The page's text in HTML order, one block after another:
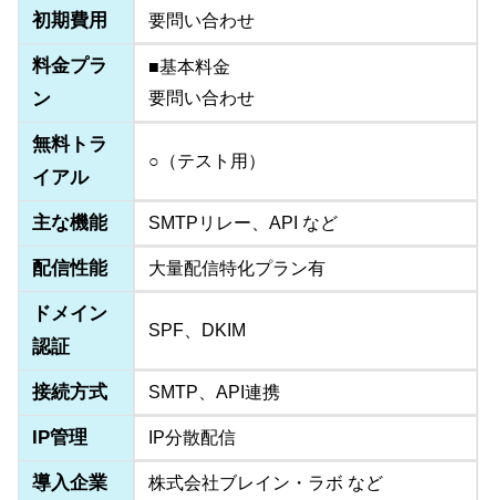
初期費用 要問い合わせ
料金プラ
ン
■基本料金
要問い合わせ
無料トラ
イアル
○（テスト用）
主な機能 SMTPリレー、API など
配信性能 大量配信特化プラン有
ドメイン
認証
SPF、DKIM
接続方式 SMTP、API連携
IP管理 IP分散配信
導入企業 株式会社ブレイン・ラボ など